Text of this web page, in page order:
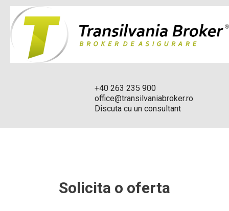
+40 263 235 900
office@transilvaniabroker.ro
Discuta cu un consultant
Solicita o oferta